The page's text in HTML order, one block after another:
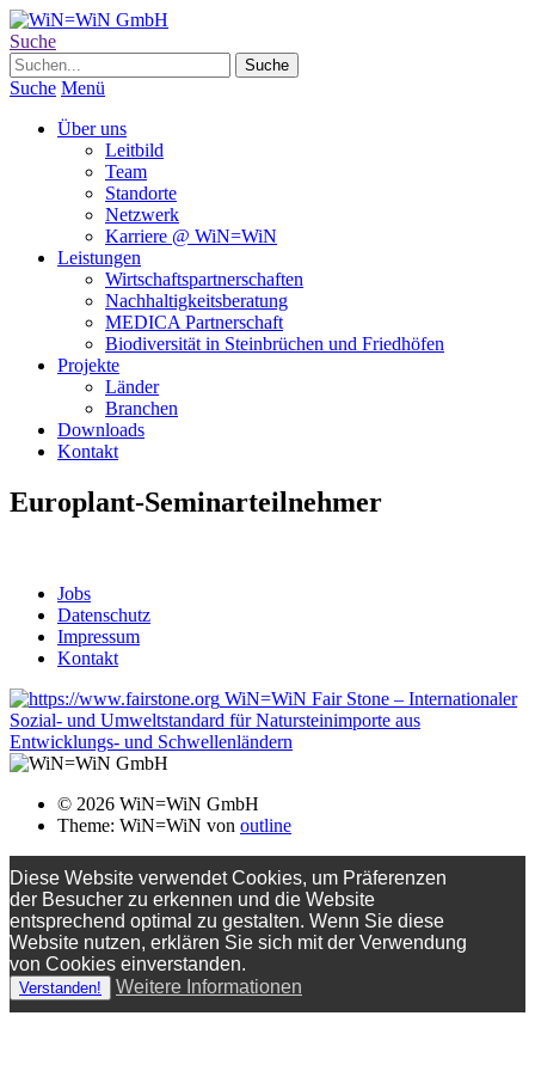
Suche
Suche Menü
Über uns
Leitbild
Team
Standorte
Netzwerk
Karriere @ WiN=WiN
Leistungen
Wirtschaftspartnerschaften
Nachhaltigkeitsberatung
MEDICA Partnerschaft
Biodiversität in Steinbrüchen und Friedhöfen
Projekte
Länder
Branchen
Downloads
Kontakt
Europlant-Seminarteilnehmer
Jobs
Datenschutz
Impressum
Kontakt
WiN=WiN Fair Stone – Internationaler
Sozial- und Umweltstandard für Natursteinimporte aus
Entwicklungs- und Schwellenländern
© 2026 WiN=WiN GmbH
Theme: WiN=WiN von outline
Diese Website verwendet Cookies, um Präferenzen
der Besucher zu erkennen und die Website
entsprechend optimal zu gestalten. Wenn Sie diese
Website nutzen, erklären Sie sich mit der Verwendung
von Cookies einverstanden.
Verstanden! Weitere Informationen